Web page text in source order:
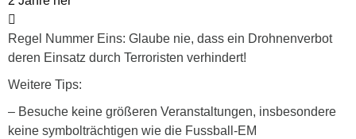
Regel Nummer Eins: Glaube nie, dass ein Drohnenverbot
deren Einsatz durch Terroristen verhindert!
Weitere Tips:
– Besuche keine größeren Veranstaltungen, insbesondere
keine symbolträchtigen wie die Fussball-EM